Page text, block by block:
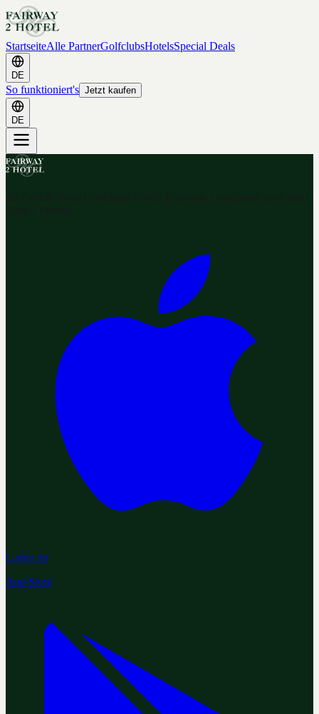
StartseiteAlle PartnerGolfclubsHotelsSpecial Deals
DE
So funktioniert's Jetzt kaufen
DE
Laden im
App Store